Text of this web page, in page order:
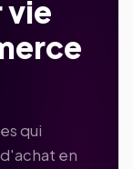
vie
qui
en